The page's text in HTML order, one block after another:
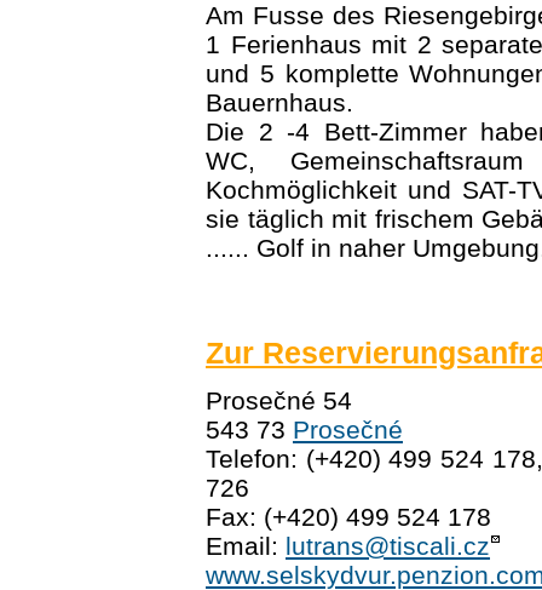
Am Fusse des
1 Ferienhaus mit 2
und 5 komplette
Bauernhaus.
Die 2 -4 Bett-Zimmer
WC,
Kochmöglichkeit und SAT-
sie täglich mit frischem
...... Golf in naher
Zur
Prosečné 54
543 73 Prosečné
Telefon: (+420) 499 524
726
Fax: (+420) 499 524 178
Email: lutrans@tiscali.cz